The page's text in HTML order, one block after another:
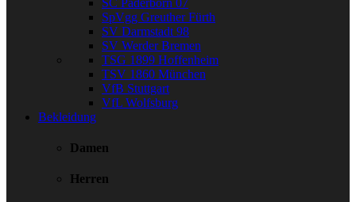
SpVgg Greuther Fürth
SV Darmstadt 98
SV Werder Bremen
TSG 1899 Hoffenheim
TSV 1860 München
VfB Stuttgart
VfL Wolfsburg
Bekleidung
Damen
Herren